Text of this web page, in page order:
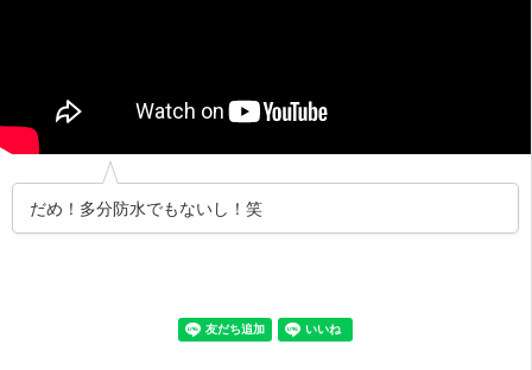
だめ！多分防水でもないし！笑